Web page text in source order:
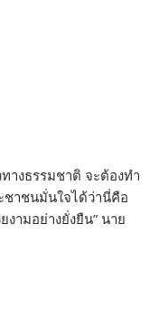
างธรรมชาติ จะต้องทำ
ชาชนมั่นใจได้ว่านี่คือ
ามอย่างยั่งยืน” นาย